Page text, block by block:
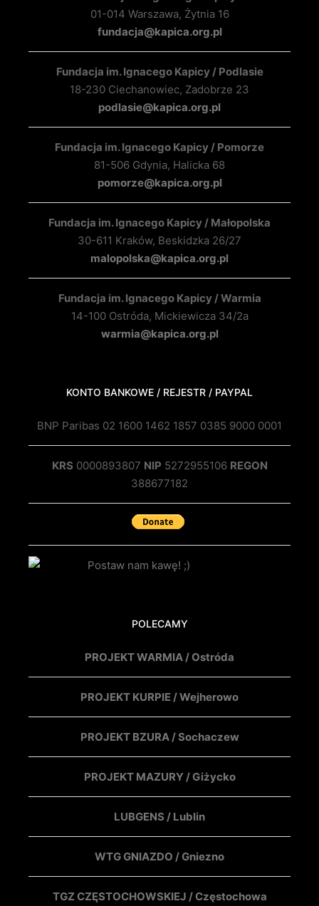
01-014 Warszawa, Żytnia 16
fundacja@kapica.org.pl
Fundacja im. Ignacego Kapicy / Podlasie
18-230 Ciechanowiec, Zadobrze 23
podlasie@kapica.org.pl
Fundacja im. Ignacego Kapicy / Pomorze
81-506 Gdynia, Halicka 68
pomorze@kapica.org.pl
Fundacja im. Ignacego Kapicy / Małopolska
30-611 Kraków, Beskidzka 26/27
malopolska@kapica.org.pl
Fundacja im. Ignacego Kapicy / Warmia
14-100 Ostróda, Mickiewicza 34/2a
warmia@kapica.org.pl
KONTO BANKOWE / REJESTR / PAYPAL
BNP Paribas 02 1600 1462 1857 0385 9000 0001
KRS 0000893807 NIP 5272955106 REGON
388677182
POLECAMY
PROJEKT WARMIA / Ostróda
PROJEKT KURPIE / Wejherowo
PROJEKT BZURA / Sochaczew
PROJEKT MAZURY / Giżycko
LUBGENS / Lublin
WTG GNIAZDO / Gniezno
TGZ CZĘSTOCHOWSKIEJ / Częstochowa